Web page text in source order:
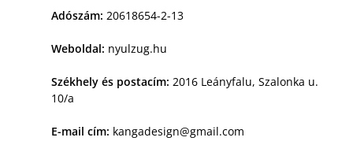
Adószám: 20618654-2-13
Weboldal: nyulzug.hu
Székhely és postacím: 2016 Leányfalu, Szalonka u.
10/a
E-mail cím: kangadesign@gmail.com